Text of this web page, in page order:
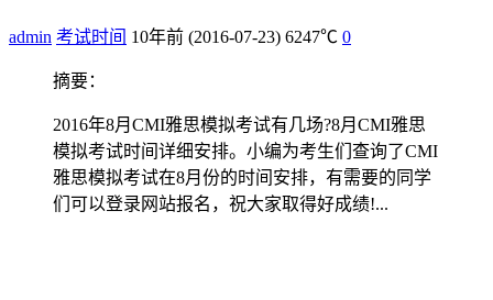
admin 考试时间 10年前 (2016-07-23) 6247℃ 0
摘要：
2016年8月CMI雅思模拟考试有几场?8月CMI雅思
模拟考试时间详细安排。小编为考生们查询了CMI
雅思模拟考试在8月份的时间安排，有需要的同学
们可以登录网站报名，祝大家取得好成绩!...